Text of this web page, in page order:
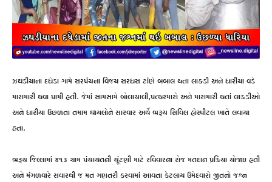
ઝઘડીયાના દધેડા ગામે સરપંચના વિજય સરધસ ટાંણે બબાલ થતા લાક્ડી અને ધારીયા વડે
મારામારી થવા પામી હતી. જેમાં સામસામે બોલાચાલી,પત્થરમારો અને મારામારી થતાં લાક્ડીઓ
અને ધારીયા ઉછળતા તમામ ઘાયલોને સારવાર અર્થે ભરૂચ સિવિલ હોસ્પીટલ ખાતે લવાયા
હતા.
ભરૂચ જિલ્લામાં ૪૧૩ ગ્રામ પંચાયતની ચૂંટણી માટે રવિવારના રોજ મતદાન પ્રક્રિયા યોજાઇ હતી
અને મંગળવારે સવારથી જ મત ગણતરી કરવામાં આવતા કેટલાય ઉમેદવારો જીતનો જશ્ન